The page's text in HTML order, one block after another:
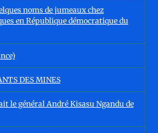
noms de jumeaux chez
en République démocratique du
DES MINES
le général André Kisasu Ngandu de